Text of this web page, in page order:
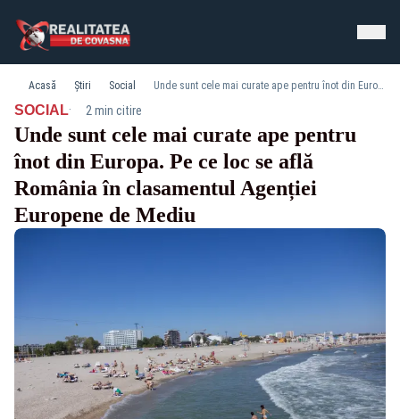
Acasă Știri Social Unde sunt cele mai curate ape pentru înot din Europa. Pe ce loc se află România în clasamentul Agenției Europene de Mediu
SOCIAL· 2 min citire
Unde sunt cele mai curate ape pentru
înot din Europa. Pe ce loc se află
România în clasamentul Agenției
Europene de Mediu